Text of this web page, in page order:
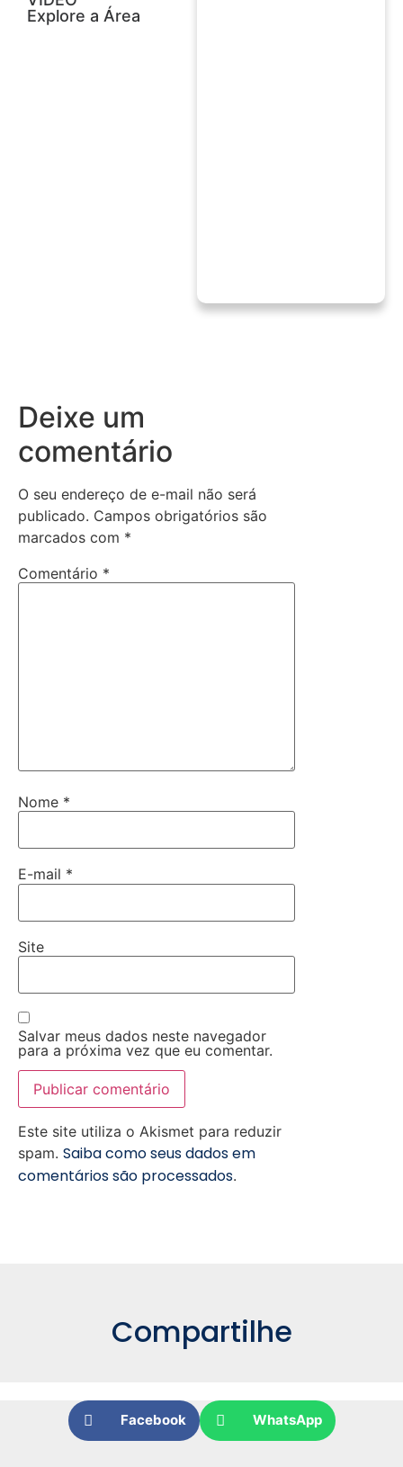
Explore a Área
Deixe um
comentário
O seu endereço de e-mail não será
publicado. Campos obrigatórios são
marcados com *
Comentário *
Nome *
E-mail *
Site
Salvar meus dados neste navegador
para a próxima vez que eu comentar.
Este site utiliza o Akismet para reduzir
spam. Saiba como seus dados em
comentários são processados.
Compartilhe
Facebook WhatsApp